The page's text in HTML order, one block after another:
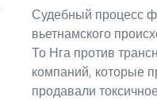
Судебный процесс
вьетнамского
То Нга против
компаний, которые
продавали